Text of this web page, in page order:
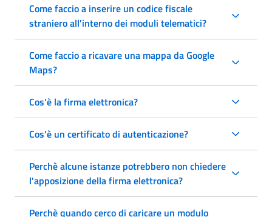
Come faccio a inserire un codice fiscale
straniero all'interno dei moduli telematici?
Come faccio a ricavare una mappa da Google
Maps?
Cos'è la firma elettronica?
Cos'è un certificato di autenticazione?
Perchè alcune istanze potrebbero non chiedere
l'apposizione della firma elettronica?
Perchè quando cerco di caricare un modulo